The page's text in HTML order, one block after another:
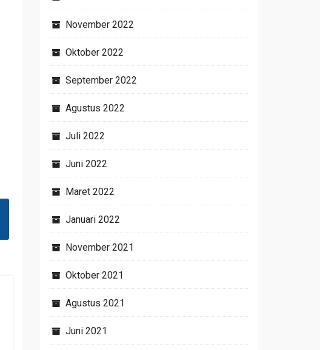
November 2022
Oktober 2022
September 2022
Agustus 2022
Juli 2022
Juni 2022
Maret 2022
Januari 2022
November 2021
Oktober 2021
Agustus 2021
Juni 2021